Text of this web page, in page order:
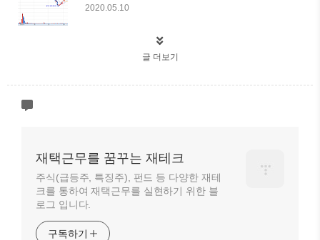
2020.05.10
글 더보기
재택근무를 꿈꾸는 재테크
주식(급등주, 특징주), 펀드 등 다양한 재테
크를 통하여 재택근무를 실현하기 위한 블
로그 입니다.
구독하기